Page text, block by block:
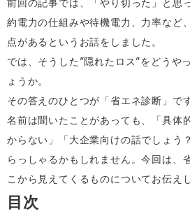
前回の記事では、「やり切った」と思
約電力の仕組みや待機電力、力率など
点があるというお話をしました。
では、そうした”隠れたロス”をどうや
ょうか。
その答えのひとつが「省エネ診断」です
名前は聞いたことがあっても、「具体
からない」「大企業向けの話でしょう
らっしゃるかもしれません。今回は、
こから見えてくるものについてお伝え
目次